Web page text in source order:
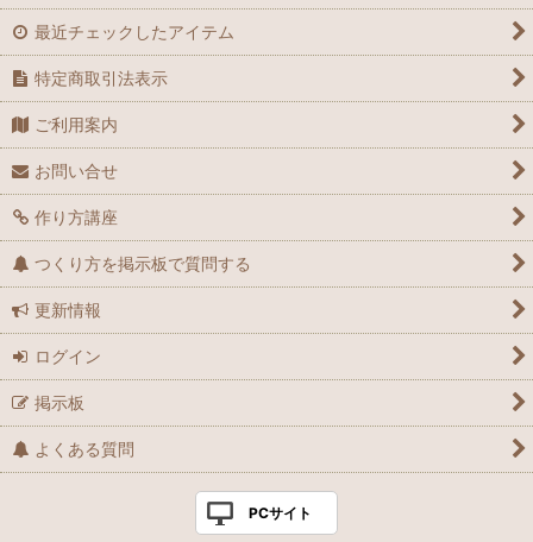
最近チェックしたアイテム
特定商取引法表示
ご利用案内
お問い合せ
作り方講座
つくり方を掲示板で質問する
更新情報
ログイン
掲示板
よくある質問
PCサイト